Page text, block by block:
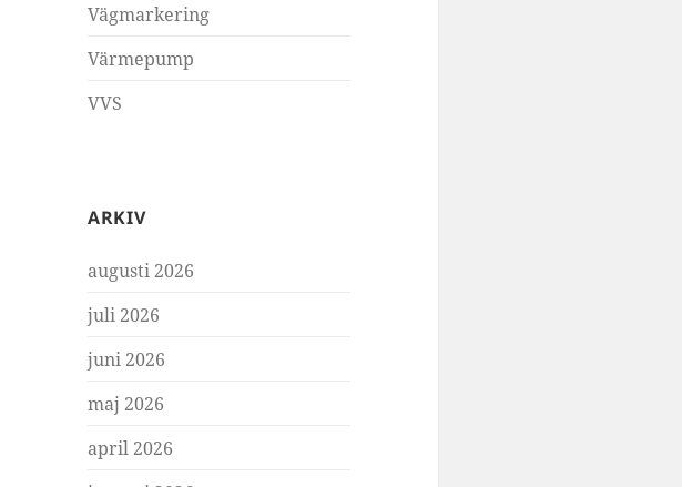
Vägmarkering
Värmepump
VVS
ARKIV
augusti 2026
juli 2026
juni 2026
maj 2026
april 2026